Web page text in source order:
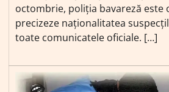
octombrie, poliția bavareză este
precizeze naționalitatea
toate comunicatele oficiale. […]